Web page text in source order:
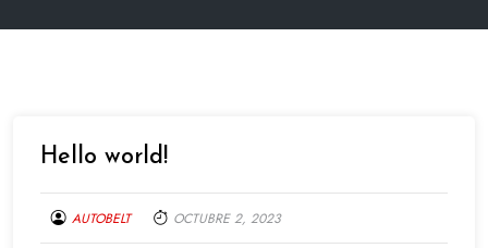
Hello world!
AUTOBELT OCTUBRE 2, 2023